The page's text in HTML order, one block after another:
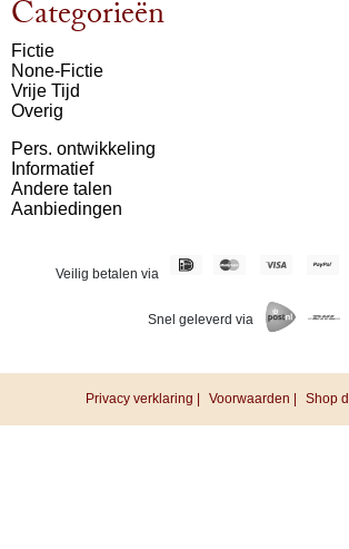
Categorieën
Fictie
None-Fictie
Vrije Tijd
Overig
Pers. ontwikkeling
Informatief
Andere talen
Aanbiedingen
Veilig betalen via
Snel geleverd via
Privacy verklaring | Voorwaarden | Shop